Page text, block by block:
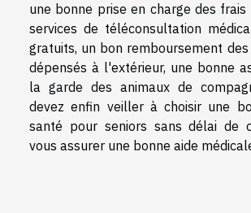
une bonne prise en charge des frais
services de téléconsultation
gratuits, un bon remboursement
dépensés à l'extérieur, une bonne
la garde des animaux de
devez enfin veiller à choisir une
santé pour seniors sans délai de
vous assurer une bonne aide